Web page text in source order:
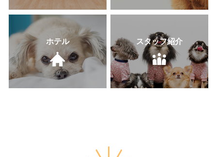
ホテル スタッフ紹介